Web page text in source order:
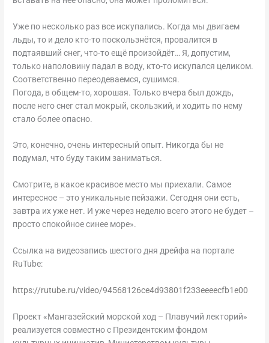
Уже по несколько раз все искупались. Когда мы двигаем
льды, то и дело кто-то поскользнётся, провалится в
подтаявший снег, что-то ещё произойдёт… Я, допустим,
только наполовину падал в воду, кто-то искупался целиком.
Соответственно переодеваемся, сушимся.
Погода, в общем-то, хорошая. Только вчера был дождь,
после него снег стал мокрый, скользкий, и ходить по нему
стало более опасно.
Это, конечно, очень интересный опыт. Никогда бы не
подумал, что буду таким заниматься.
Смотрите, в какое красивое место мы приехали. Самое
интересное – это уникальные пейзажи. Сегодня они есть,
завтра их уже нет. И уже через неделю всего этого не будет –
просто спокойное синее море».
Ссылка на видеозапись шестого дня дрейфа на портале
RuTube:
https://rutube.ru/video/94568126ce4d93801f233eeeecfb1e00
Проект «Мангазейский морской ход – Плавучий лекторий»
реализуется совместно с Президентским фондом